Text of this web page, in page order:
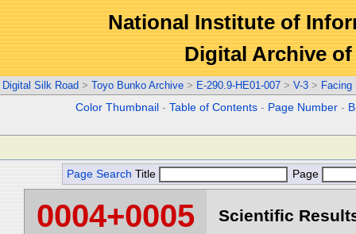
National Institute of
Digital Archive
Digital Silk Road > Toyo Bunko Archive > E-290.9-HE01-007 > V-3 > Facing
Color Thumbnail -Table of Contents - Page Number -
Page Search Title Page
0004+0005 Scientific